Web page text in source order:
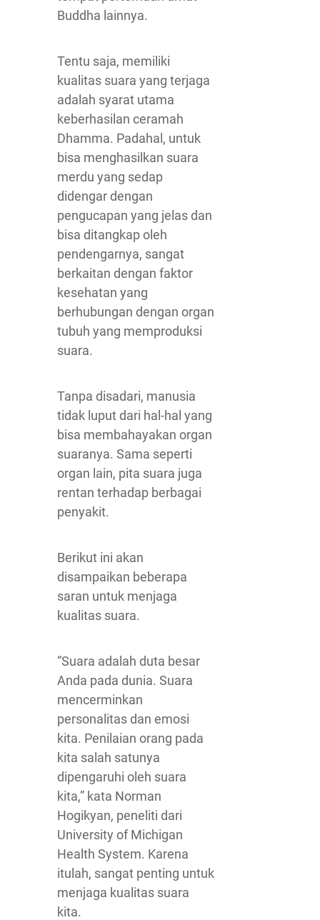
Buddha lainnya.
Tentu saja, memiliki
kualitas suara yang terjaga
adalah syarat utama
keberhasilan ceramah
Dhamma. Padahal, untuk
bisa menghasilkan suara
merdu yang sedap
didengar dengan
pengucapan yang jelas dan
bisa ditangkap oleh
pendengarnya, sangat
berkaitan dengan faktor
kesehatan yang
berhubungan dengan organ
tubuh yang memproduksi
suara.
Tanpa disadari, manusia
tidak luput dari hal-hal yang
bisa membahayakan organ
suaranya. Sama seperti
organ lain, pita suara juga
rentan terhadap berbagai
penyakit.
Berikut ini akan
disampaikan beberapa
saran untuk menjaga
kualitas suara.
“Suara adalah duta besar
Anda pada dunia. Suara
mencerminkan
personalitas dan emosi
kita. Penilaian orang pada
kita salah satunya
dipengaruhi oleh suara
kita,” kata Norman
Hogikyan, peneliti dari
University of Michigan
Health System. Karena
itulah, sangat penting untuk
menjaga kualitas suara
kita.